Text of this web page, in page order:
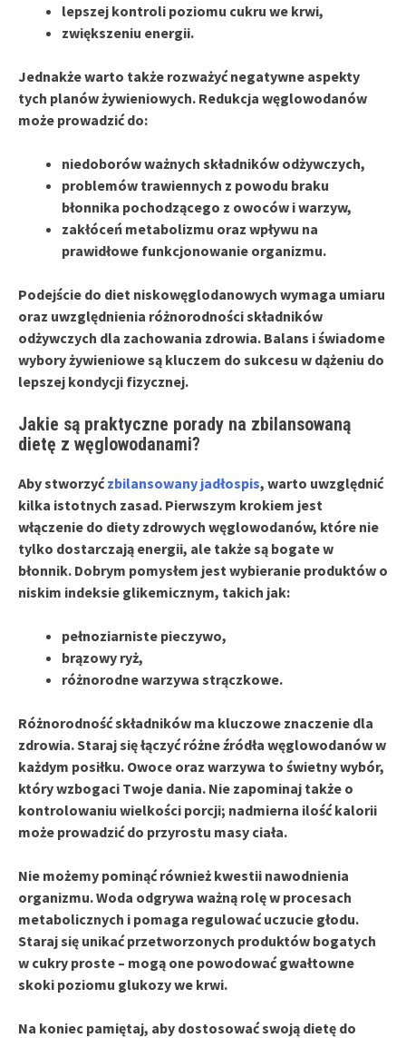
lepszej kontroli poziomu cukru we krwi,
zwiększeniu energii.
Jednakże warto także rozważyć negatywne aspekty
tych planów żywieniowych. Redukcja węglowodanów
może prowadzić do:
niedoborów ważnych składników odżywczych,
problemów trawiennych z powodu braku
błonnika pochodzącego z owoców i warzyw,
zakłóceń metabolizmu oraz wpływu na
prawidłowe funkcjonowanie organizmu.
Podejście do diet niskowęglodanowych wymaga umiaru
oraz uwzględnienia różnorodności składników
odżywczych dla zachowania zdrowia. Balans i świadome
wybory żywieniowe są kluczem do sukcesu w dążeniu do
lepszej kondycji fizycznej.
Jakie są praktyczne porady na zbilansowaną
dietę z węglowodanami?
Aby stworzyćzbilansowany jadłospis, warto uwzględnić
kilka istotnych zasad. Pierwszym krokiem jest
włączenie do diety zdrowych węglowodanów, które nie
tylko dostarczają energii, ale także są bogate w
błonnik. Dobrym pomysłem jest wybieranie produktów o
niskim indeksie glikemicznym, takich jak:
pełnoziarniste pieczywo,
brązowy ryż,
różnorodne warzywa strączkowe.
Różnorodność składników ma kluczowe znaczenie dla
zdrowia. Staraj się łączyć różne źródła węglowodanów w
każdym posiłku. Owoce oraz warzywa to świetny wybór,
który wzbogaci Twoje dania. Nie zapominaj także o
kontrolowaniu wielkości porcji; nadmierna ilość kalorii
może prowadzić do przyrostu masy ciała.
Nie możemy pominąć również kwestii nawodnienia
organizmu. Woda odgrywa ważną rolę w procesach
metabolicznych i pomaga regulować uczucie głodu.
Staraj się unikać przetworzonych produktów bogatych
w cukry proste – mogą one powodować gwałtowne
skoki poziomu glukozy we krwi.
Na koniec pamiętaj, aby dostosować swoją dietę do